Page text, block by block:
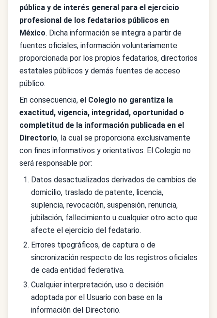
pública y de interés general para el ejercicio
profesional de los fedatarios públicos en
México. Dicha información se integra a partir de
fuentes oficiales, información voluntariamente
proporcionada por los propios fedatarios, directorios
estatales públicos y demás fuentes de acceso
público.
En consecuencia, el Colegio no garantiza la
exactitud, vigencia, integridad, oportunidad o
completitud de la información publicada en el
Directorio, la cual se proporciona exclusivamente
con fines informativos y orientativos. El Colegio no
será responsable por:
Datos desactualizados derivados de cambios de
domicilio, traslado de patente, licencia,
suplencia, revocación, suspensión, renuncia,
jubilación, fallecimiento u cualquier otro acto que
afecte el ejercicio del fedatario.
Errores tipográficos, de captura o de
sincronización respecto de los registros oficiales
de cada entidad federativa.
Cualquier interpretación, uso o decisión
adoptada por el Usuario con base en la
información del Directorio.